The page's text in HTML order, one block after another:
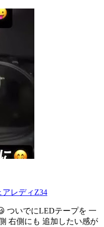
アレディZ34
ついでにLEDテープを 一
右側にも 追加したい感が